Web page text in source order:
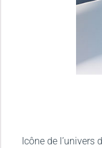
Icône de